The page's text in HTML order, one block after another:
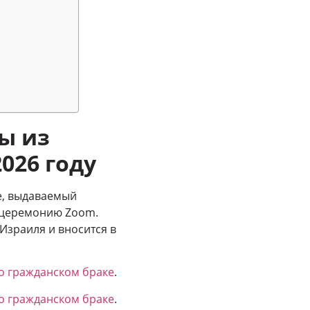
из
году
выдаваемый
Zoom.
и вносится в
гражданском браке.
гражданском браке.